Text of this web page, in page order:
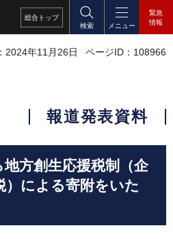
総合 トップ
検索
メニュー
緊急
情報
2024年11月26日 ページID：108966
報道発表資料
方創生応援税制（企
）による寄附をいた